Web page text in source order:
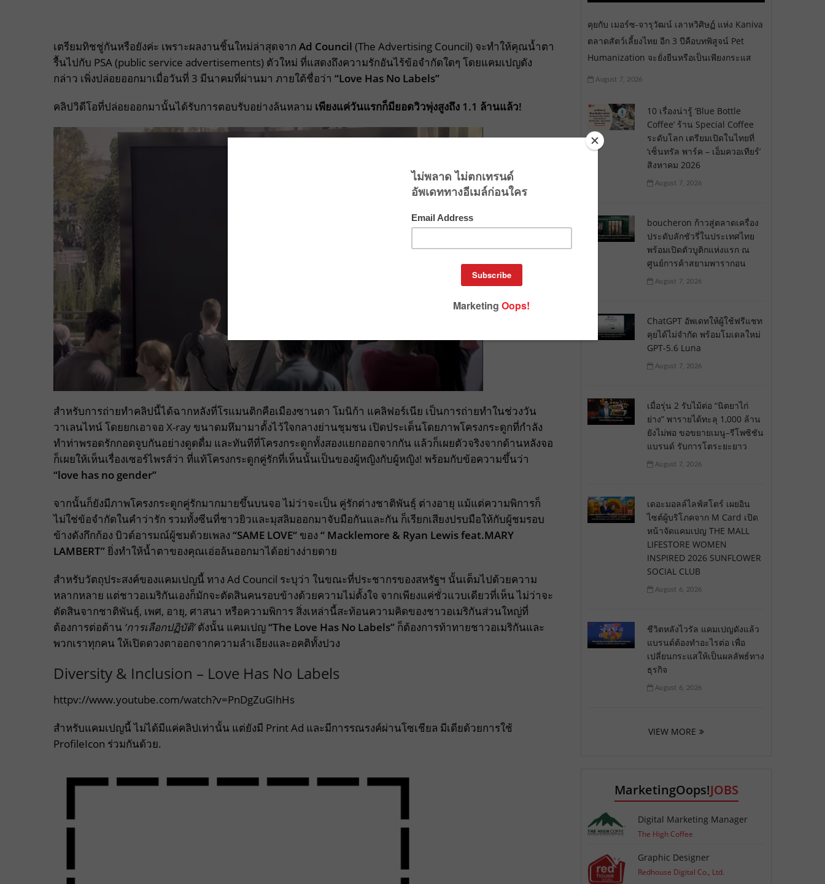
เตรียมทิชชู่กันหรือยังค่ะ เพราะผลงานชิ้นใหม่ล่าสุดจาก Ad Council (The Advertising Council) จะทำให้คุณน้ำตา
รื้นไปกับ PSA (public service advertisements) ตัวใหม่ ที่แสดงถึงความรักอันไร้ข้อจำกัดใดๆ โดยแคมเปญดัง
กล่าว เพิ่งปล่อยออกมาเมื่อวันที่ 3 มีนาคมที่ผ่านมา ภายใต้ชื่อว่า “Love Has No Labels”
คลิปวิดีโอที่ปล่อยออกมานั้นได้รับการตอบรับอย่างล้นหลาม เพียงแค่วันแรกก็มียอดวิวพุ่งสูงถึง 1.1 ล้านแล้ว!
สำหรับการถ่ายทำคลิปนี้ได้ฉากหลังที่โรแมนติกคือเมืองซานตา โมนิก้า แคลิฟอร์เนีย เป็นการถ่ายทำในช่วงวัน
วาเลนไทน์ โดยยกเอาจอ X-ray ขนาดมหึมามาตั้งไว้ใจกลางย่านชุมชน เปิดประเด็นโดยภาพโครงกระดูกที่กำลัง
ทำท่าพรอดรักกอดจูบกันอย่างดูดดื่ม และทันทีที่โครงกระดูกทั้งสองแยกออกจากกัน แล้วก็เผยตัวจริงจากด้านหลังจอ
ก็เผยให้เห็นเรื่องเซอร์ไพรส์ว่า ที่แท้โครงกระดูกคู่รักที่เห็นนั้นเป็นของผู้หญิงกับผู้หญิง! พร้อมกับข้อความขึ้นว่า
“love has no gender”
จากนั้นก็ยังมีภาพโครงกระดูกคู่รักมากมายขึ้นบนจอ ไม่ว่าจะเป็น คู่รักต่างชาติพันธุ์ ต่างอายุ แม้แต่ความพิการก็
ไม่ใช่ข้อจำกัดในคำว่ารัก รวมทั้งซีนที่ชาวยิวและมุสลิมออกมาจับมือกันและกัน ก็เรียกเสียงปรบมือให้กับผู้ชมรอบ
ข้างดังกึกก้อง บิวด์อารมณ์ผู้ชมด้วยเพลง “SAME LOVE“ ของ “ Macklemore & Ryan Lewis feat.MARY
LAMBERT” ยิ่งทำให้น้ำตาของคุณเอ่อล้นออกมาได้อย่างง่ายดาย
สำหรับวัตถุประสงค์ของแคมเปญนี้ ทาง Ad Council ระบุว่า ในขณะที่ประชากรของสหรัฐฯ นั้นเต็มไปด้วยความ
หลากหลาย แต่ชาวอเมริกันเองก็มักจะตัดสินคนรอบข้างด้วยความไม่ตั้งใจ จากเพียงแค่ชั่วแวบเดียวที่เห็น ไม่ว่าจะ
ตัดสินจากชาติพันธุ์, เพศ, อายุ, ศาสนา หรือความพิการ สิ่งเหล่านี้สะท้อนความคิดของชาวอเมริกันส่วนใหญ่ที่
ต้องการต่อต้าน ‘การเลือกปฏิบัติ’ดังนั้น แคมเปญ“The Love Has No Labels” ก็ต้องการท้าทายชาวอเมริกันและ
พวกเราทุกคน ให้เปิดดวงตาออกจากความลำเอียงและอคติทั้งปวง
Diversity & Inclusion – Love Has No Labels
httpv://www.youtube.com/watch?v=PnDgZuGIhHs
สำหรับแคมเปญนี้ ไม่ได้มีแค่คลิปเท่านั้น แต่ยังมี Print Ad และมีการรณรงค์ผ่านโซเชียล มีเดียด้วยการใช้
ProfileIcon ร่วมกันด้วย.
คุยกับ เมอร์ซ-จารุวัฒน์ เลาหวิศิษฏ์ แห่ง Kaniva
ตลาดสัตว์เลี้ยงไทย อีก 3 ปีคือบทพิสูจน์ Pet
Humanization จะยั่งยืนหรือเป็นเพียงกระแส
August 7, 2026
10 เรื่องน่ารู้ ‘Blue Bottle
Coffee’ ร้าน Special Coffee
ระดับโลก เตรียมเปิดในไทยที่
‘เซ็นทรัล พาร์ค – เอ็มควอเทียร์’
สิงหาคม 2026
August 7, 2026
boucheron ก้าวสู่ตลาดเครื่อง
ประดับลักชัวรี่ในประเทศไทย
พร้อมเปิดตัวบูติกแห่งแรก ณ
ศูนย์การค้าสยามพารากอน
August 7, 2026
ChatGPT อัพเดทให้ผู้ใช้ฟรีแชท
คุยได้ไม่จำกัด พร้อมโมเดลใหม่
GPT-5.6 Luna
August 7, 2026
เมื่อรุ่น 2 รับไม้ต่อ “นิตยาไก่
ย่าง” พารายได้ทะลุ 1,000 ล้าน
ยังไม่พอ ขอขยายเมนู–รีโพซิชัน
แบรนด์ รับการโตระยะยาว
August 7, 2026
เดอะมอลล์ไลฟ์สโตร์ เผยอิน
ไซต์ผู้บริโภคจาก M Card เปิด
หน้าจัดแคมเปญ THE MALL
LIFESTORE WOMEN
INSPIRED 2026 SUNFLOWER
SOCIAL CLUB
August 6, 2026
ชีวิตหลังไวรัล แคมเปญดังแล้ว
แบรนด์ต้องทำอะไรต่อ เพื่อ
เปลี่ยนกระแสให้เป็นผลลัพธ์ทาง
ธุรกิจ
August 6, 2026
VIEW MORE
MarketingOops!JOBS
Digital Marketing Manager
The High Coffee
Graphic Designer
Redhouse Digital Co., Ltd.